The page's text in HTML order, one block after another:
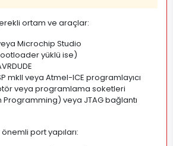
ortam ve araçlar:
Microchip Studio
yüklü ise)
mkII veya Atmel-ICE programlayıcı
veya programlama soketleri
Programming) veya JTAG bağlantı
port yapıları: